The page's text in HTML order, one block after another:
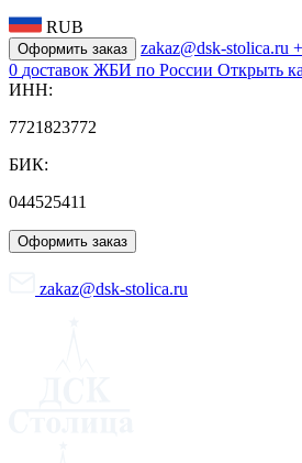
RUB
Оформить заказ zakaz@dsk-stolica.ru
0 доставок ЖБИ по России Открыть
ИНН:
7721823772
БИК:
044525411
Оформить заказ
zakaz@dsk-stolica.ru